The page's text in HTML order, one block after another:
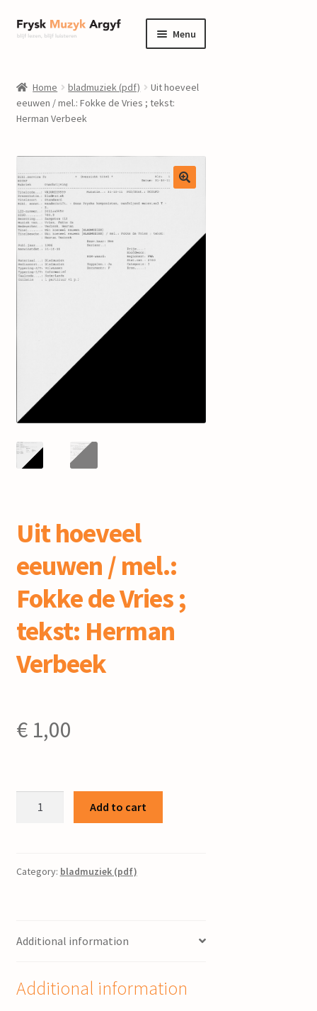
Ga
door
navigatie
Ga
naar
inhoud
Menu
informatie
uitvouwen
Componisten
nieuws
events
Home bladmuziek (pdf)
Uit hoeveel
eeuwen / mel.: Fokke de Vries ; tekst:
Herman Verbeek
Uit hoeveel
eeuwen / mel.:
Fokke de Vries ;
tekst: Herman
Verbeek
€1,00
mel.:
;
Verbeek
Add to cart
Category: bladmuziek (pdf)
Additional information
Additional information